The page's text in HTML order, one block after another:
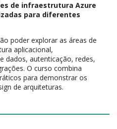
de infraestrutura Azure
para diferentes
poder explorar as áreas de
aplicacional,
dados, autenticação, redes,
O curso combina
para demonstrar os
de arquiteturas.